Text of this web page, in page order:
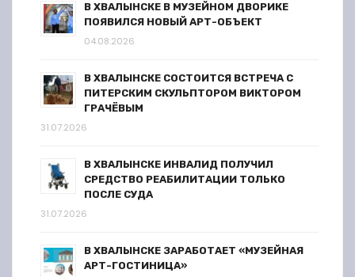
В ХВАЛЫНСКЕ В МУЗЕЙНОМ ДВОРИКЕ
ПОЯВИЛСЯ НОВЫЙ АРТ-ОБЪЕКТ
04.08.2026
В ХВАЛЫНСКЕ СОСТОИТСЯ ВСТРЕЧА С
ПИТЕРСКИМ СКУЛЬПТОРОМ ВИКТОРОМ
ГРАЧЁВЫМ
31.07.2026
В ХВАЛЫНСКЕ ИНВАЛИД ПОЛУЧИЛ
СРЕДСТВО РЕАБИЛИТАЦИИ ТОЛЬКО
ПОСЛЕ СУДА
31.07.2026
В ХВАЛЫНСКЕ ЗАРАБОТАЕТ «МУЗЕЙНАЯ
АРТ-ГОСТИНИЦА»